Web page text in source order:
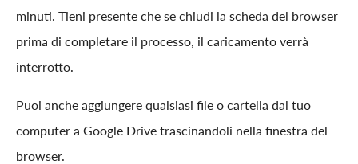
minuti. Tieni presente che se chiudi la scheda del browser
prima di completare il processo, il caricamento verrà
interrotto.
Puoi anche aggiungere qualsiasi file o cartella dal tuo
computer a Google Drive trascinandoli nella finestra del
browser.